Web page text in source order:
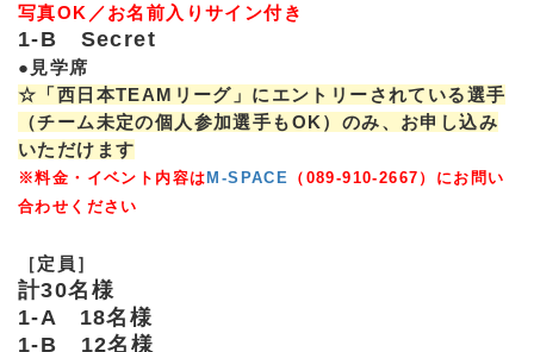
写真OK／お名前入りサイン付き
1-B Secret
●見学席
☆「西日本TEAMリーグ」にエントリーされている選手
（チーム未定の個人参加選手もOK）のみ、お申し込み
いただけます
※料金・イベント内容は M-SPACE
（089-910-2667）にお問い
合わせください
［定員］
計30名様
1-A 18名様
1-B 12名様